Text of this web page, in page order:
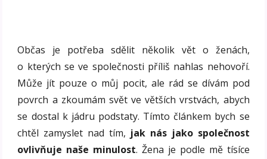
Občas je potřeba sdělit několik vět o ženách,
o kterých se ve společnosti příliš nahlas nehovoří.
Může jít pouze o můj pocit, ale rád se dívám pod
povrch a zkoumám svět ve větších vrstvách, abych
se dostal k jádru podstaty. Tímto článkem bych se
chtěl zamyslet nad tím, jak nás jako společnost
ovlivňuje naše minulost. Žena je podle mě tísíce